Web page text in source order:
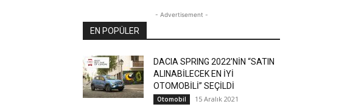
- Advertisement -
EN POPÜLER
DACIA SPRING 2022’NİN “SATIN
ALINABİLECEK EN İYİ
OTOMOBİLİ” SEÇİLDİ
Otomobil 15 Aralık 2021